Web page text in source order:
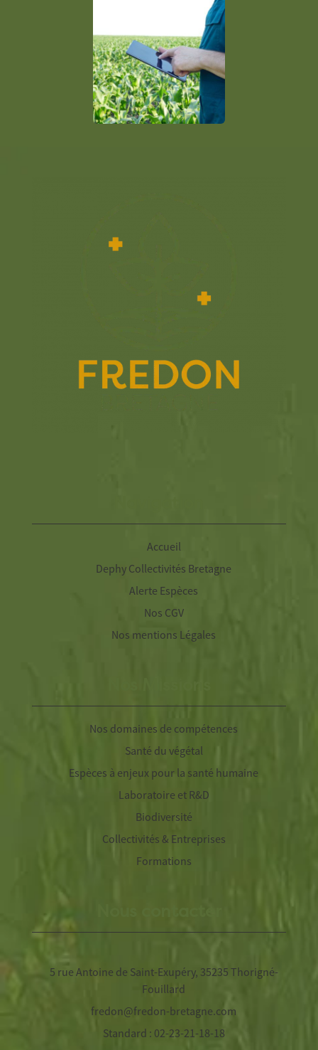
Accueil
Dephy Collectivités Bretagne
Alerte Espèces
Nos CGV
Nos mentions Légales
Nos domaines de compétences
Santé du végétal
Espèces à enjeux pour la santé humaine
Laboratoire et R&D
Biodiversité
Collectivités & Entreprises
Formations
5 rue Antoine de Saint-Exupéry, 35235 Thorigné-
Fouillard
fredon@fredon-bretagne.com
Standard : 02-23-21-18-18